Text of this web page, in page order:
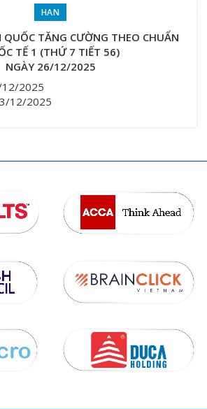
HAN
QUỐC TĂNG CƯỜNG THEO CHUẨN
TẾ 1 (THỨ 7 TIẾT 56)
NGÀY 26/12/2025
2025
12/2025